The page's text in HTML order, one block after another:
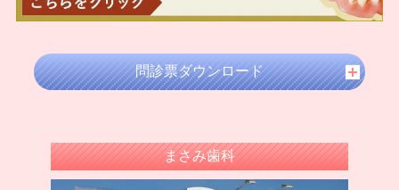
2024年05月
2024年03月
2024年02月
2023年12月
2023年11月
問診票ダウンロード
まさみ歯科